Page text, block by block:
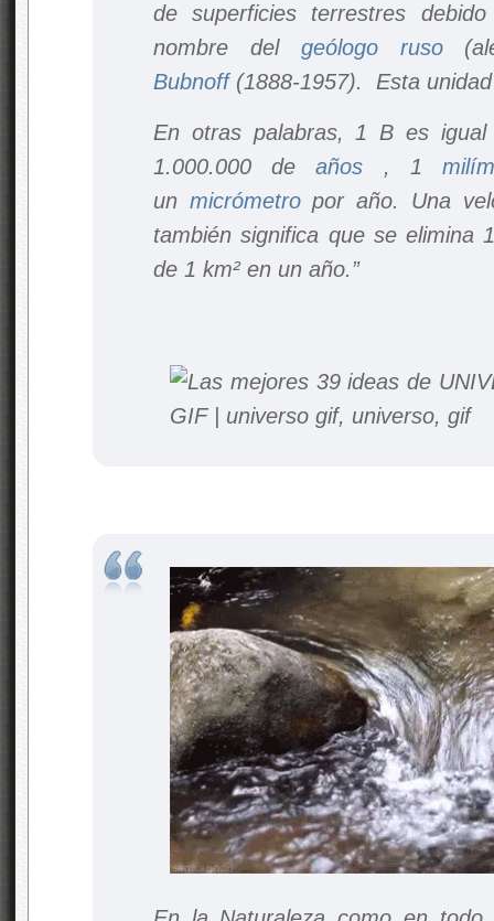
de superficies terrestres
nombre del geólogo ruso
Bubnoff(1888-1957). Esta
En otras palabras, 1 B es
1.000.000 deaños , 1
un micrómetropor año. Una
también significa que se elimina
de 1 km² en un año.”